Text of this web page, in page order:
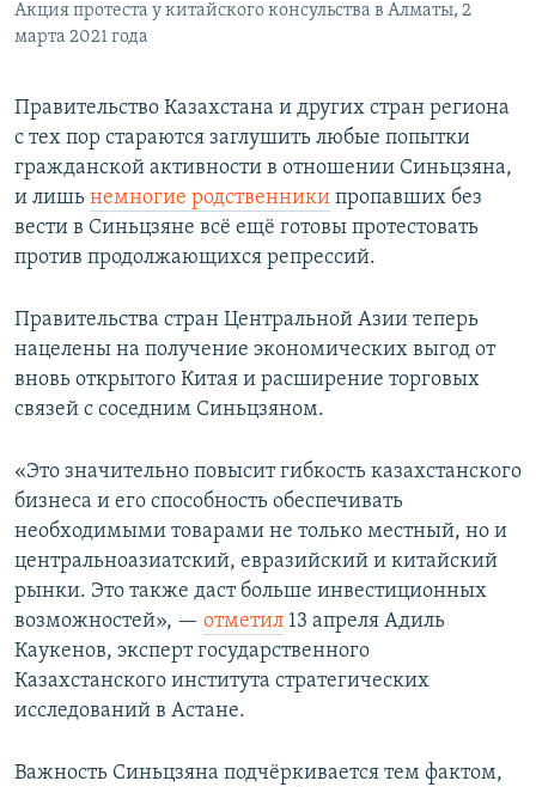
Акция протеста у китайского консульства в Алматы, 2
марта 2021 года
Правительство Казахстана и других стран региона
с тех пор стараются заглушить любые попытки
гражданской активности в отношении Синьцзяна,
и лишь немногие родственники пропавших без
вести в Синьцзяне всё ещё готовы протестовать
против продолжающихся репрессий.
Правительства стран Центральной Азии теперь
нацелены на получение экономических выгод от
вновь открытого Китая и расширение торговых
связей с соседним Синьцзяном.
«Это значительно повысит гибкость казахстанского
бизнеса и его способность обеспечивать
необходимыми товарами не только местный, но и
центральноазиатский, евразийский и китайский
рынки. Это также даст больше инвестиционных
возможностей», —​ отметил 13 апреля Адиль
Каукенов, эксперт государственного
Казахстанского института стратегических
исследований в Астане.
Важность Синьцзяна подчёркивается тем фактом,